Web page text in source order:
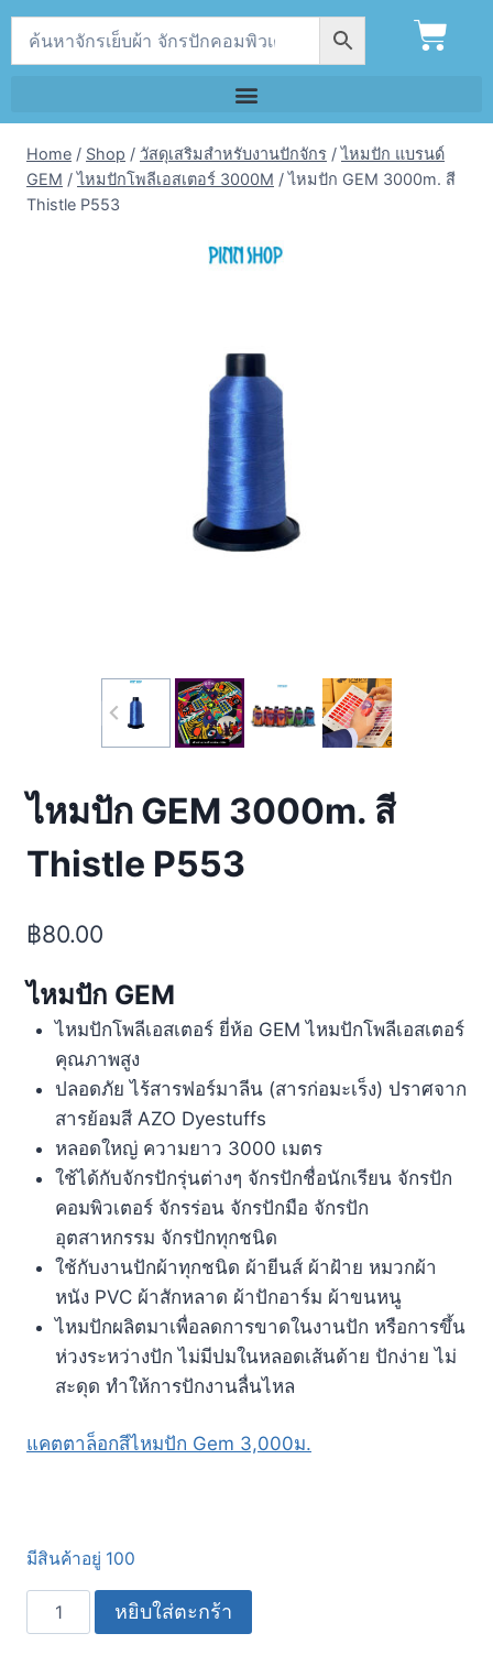
Home / Shop / วัสดุเสริมสำหรับงานปักจักร / ไหมปัก แบรนด์
GEM / ไหมปักโพลีเอสเตอร์ 3000M / ไหมปัก GEM 3000m. สี
Thistle P553
ไหมปัก GEM 3000m. สี
Thistle P553
฿80.00
ไหมปัก GEM
ไหมปักโพลีเอสเตอร์ ยี่ห้อ GEM ไหมปักโพลีเอสเตอร์
คุณภาพสูง
ปลอดภัย ไร้สารฟอร์มาลีน (สารก่อมะเร็ง) ปราศจาก
สารย้อมสี AZO Dyestuffs
หลอดใหญ่ ความยาว 3000 เมตร
ใช้ได้กับจักรปักรุ่นต่างๆ จักรปักชื่อนักเรียน จักรปัก
คอมพิวเตอร์ จักรร่อน จักรปักมือ จักรปัก
อุตสาหกรรม จักรปักทุกชนิด
ใช้กับงานปักผ้าทุกชนิด ผ้ายีนส์ ผ้าฝ้าย หมวกผ้า
หนัง PVC ผ้าสักหลาด ผ้าปักอาร์ม ผ้าขนหนู
ไหมปักผลิตมาเพื่อลดการขาดในงานปัก หรือการขึ้น
ห่วงระหว่างปัก ไม่มีปมในหลอดเส้นด้าย ปักง่าย ไม่
สะดุด ทำให้การปักงานลื่นไหล
แคตตาล็อกสีไหมปัก Gem 3,000ม.
มีสินค้าอยู่ 100
หยิบใส่ตะกร้า